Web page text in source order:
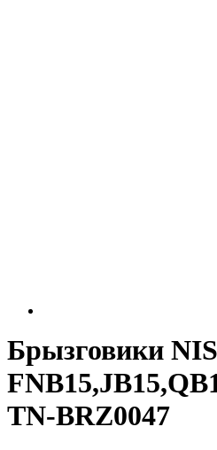
Брызговики
TN-BRZ0047